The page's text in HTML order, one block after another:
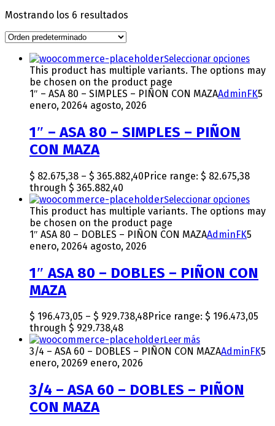
Mostrando los 6 resultados
Seleccionar opciones
This product has multiple variants. The options may
be chosen on the product page
1″ – ASA 80 – SIMPLES – PIÑON CON MAZAAdminFK5
enero, 20264 agosto, 2026
1″ – ASA 80 – SIMPLES – PIÑON
CON MAZA
$ 82.675,38 – $ 365.882,40Price range: $ 82.675,38
through $ 365.882,40
Seleccionar opciones
This product has multiple variants. The options may
be chosen on the product page
1″ ASA 80 – DOBLES – PIÑON CON MAZAAdminFK5
enero, 20264 agosto, 2026
1″ ASA 80 – DOBLES – PIÑON CON
MAZA
$ 196.473,05 – $ 929.738,48Price range: $ 196.473,05
through $ 929.738,48
Leer más
3/4 – ASA 60 – DOBLES – PIÑON CON MAZAAdminFK5
enero, 20269 enero, 2026
3/4 – ASA 60 – DOBLES – PIÑON
CON MAZA